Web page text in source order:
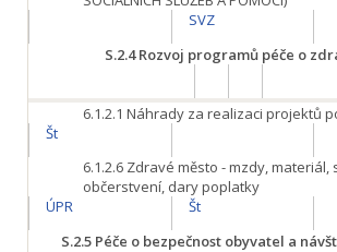
SVZ
S.2.4Rozvoj programů péče o
6.1.2.1 Náhrady za realizaci projektů
Št
6.1.2.6 Zdravé město - mzdy, materiál,
občerstvení, dary poplatky
ÚPR
Št
S.2.5 Péče o bezpečnost obyvatel a